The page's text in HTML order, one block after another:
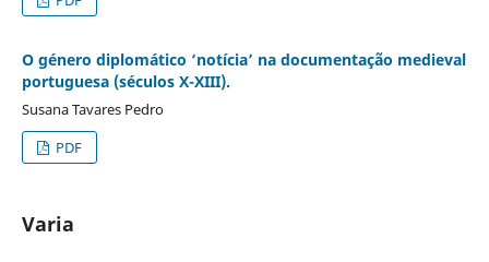
O género diplomático ‘notícia’ na documentação medieval
portuguesa (séculos X-XIII).
Susana Tavares Pedro
PDF
Varia